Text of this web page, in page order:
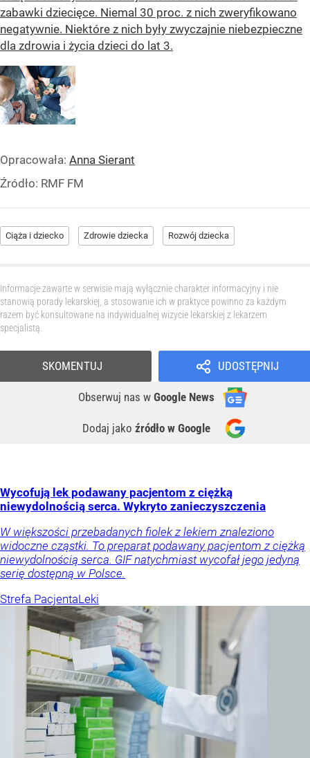
zabawki dziecięce. Niemal 30 proc. z nich zweryfikowano
negatywnie. Niektóre z nich były zwyczajnie niebezpieczne
dla zdrowia i życia dzieci do lat 3.
Opracowała: Anna Sierant
Źródło: RMF FM
Ciąża i dziecko Zdrowie dziecka Rozwój dziecka
Informacje zawarte w serwisie mają wyłącznie charakter informacyjny i nie
stanowią porady lekarskiej, a stosowanie ich w praktyce powinno za każdym
razem być konsultowane na indywidualnej wizycie lekarskiej z lekarzem
specjalistą.
UDOSTĘPNIJ
Obserwuj nas w Google News
Dodaj jako źródło w Google
SKOMENTUJ
Wycofują lek podawany pacjentom z ciężką
niewydolnością serca. Wykryto zanieczyszczenia
W większości przebadanych fiolek z lekiem znaleziono
widoczne cząstki. To preparat podawany pacjentom z ciężką
niewydolnością serca. GIF natychmiast wycofał jego jedyną
serię dostępną w Polsce.
Strefa PacjentaLeki